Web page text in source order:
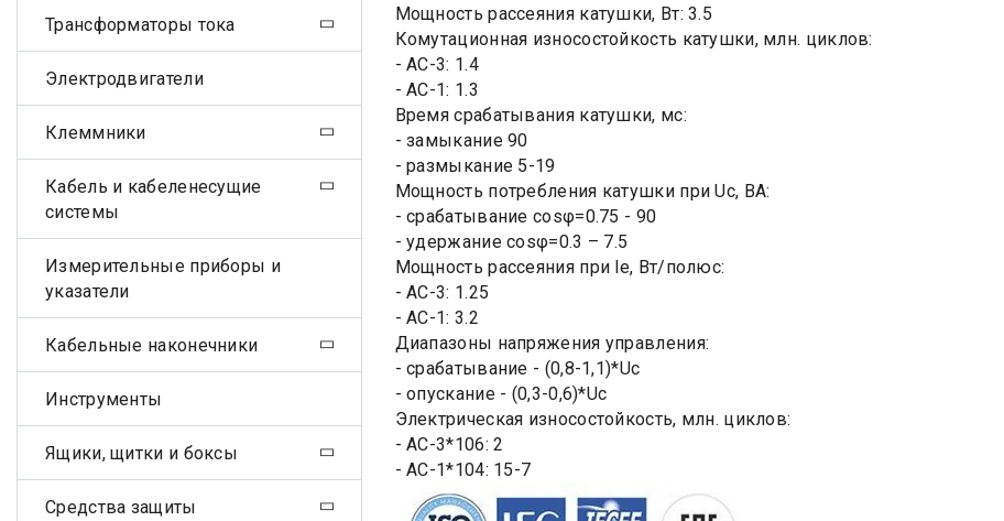
Мощность рассеяния катушки, Вт: 3.5
Комутационная износостойкость катушки, млн. циклов:
- АС-3: 1.4
- АС-1: 1.3
Время срабатывания катушки, мс:
- замыкание 90
- размыкание 5-19
Мощность потребления катушки при Uc, ВА:
- срабатывание cosφ=0.75 - 90
- удержание cosφ=0.3 – 7.5
Мощность рассеяния при le, Вт/полюс:
- АС-3: 1.25
- АС-1: 3.2
Диапазоны напряжения управления:
- срабатывание - (0,8-1,1)*Uc
- опускание - (0,3-0,6)*Uc
Электрическая износостойкость, млн. циклов:
- АС-3*106: 2
- АС-1*104: 15-7
Трансформаторы тока
Электродвигатели
Клеммники
Кабель и кабеленесущие
системы
Измерительные приборы и
указатели
Кабельные наконечники
Инструменты
Ящики, щитки и боксы
Средства защиты